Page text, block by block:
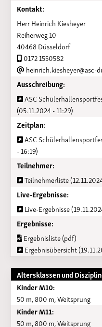
Kontakt:
Herr Heinrich Kiesheyer
Reiherweg 10
40468 Düsseldorf
0172 1550582
heinrich.kiesheyer@asc-
Ausschreibung:
ASC
(05.11.2024 - 11:29)
Zeitplan:
ASC
- 16:19)
Teilnehmer:
Teilnehmerliste
Live-Ergebnisse:
Live-Ergebnisse
Ergebnisse:
Ergebnisliste (pdf)
Ergebnisübersicht
Altersklassen und
Kinder M10:
50 m, 800 m, Weitsprung
Kinder M11:
50 m, 800 m, Weitsprung